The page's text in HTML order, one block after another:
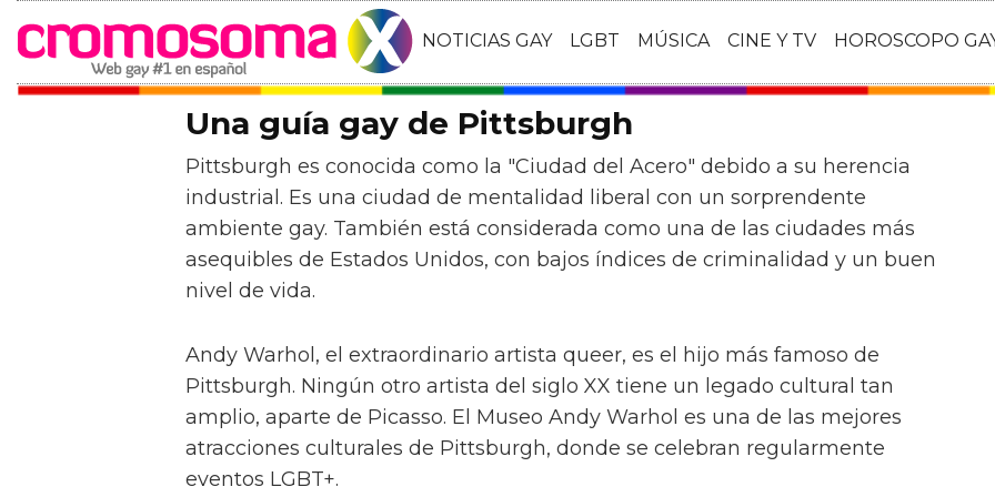
NOTICIAS GAY LGBT MÚSICA CINE Y TV HOROSCOPO
Una guía gay de Pittsburgh
Pittsburgh es conocida como la "Ciudad del Acero" debido a su herencia
industrial. Es una ciudad de mentalidad liberal con un sorprendente
ambiente gay. También está considerada como una de las ciudades más
asequibles de Estados Unidos, con bajos índices de criminalidad y un buen
nivel de vida.
Andy Warhol, el extraordinario artista queer, es el hijo más famoso de
Pittsburgh. Ningún otro artista del siglo XX tiene un legado cultural tan
amplio, aparte de Picasso. El Museo Andy Warhol es una de las mejores
atracciones culturales de Pittsburgh, donde se celebran regularmente
eventos LGBT+.